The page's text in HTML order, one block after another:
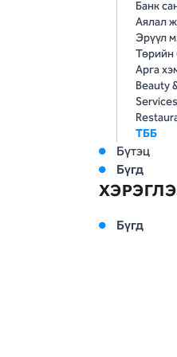
Банк
Аялал
Эрүүл
Төрийн
Арга
Beauty
ТББ
Бүтэц
Бүгд
Бүгд